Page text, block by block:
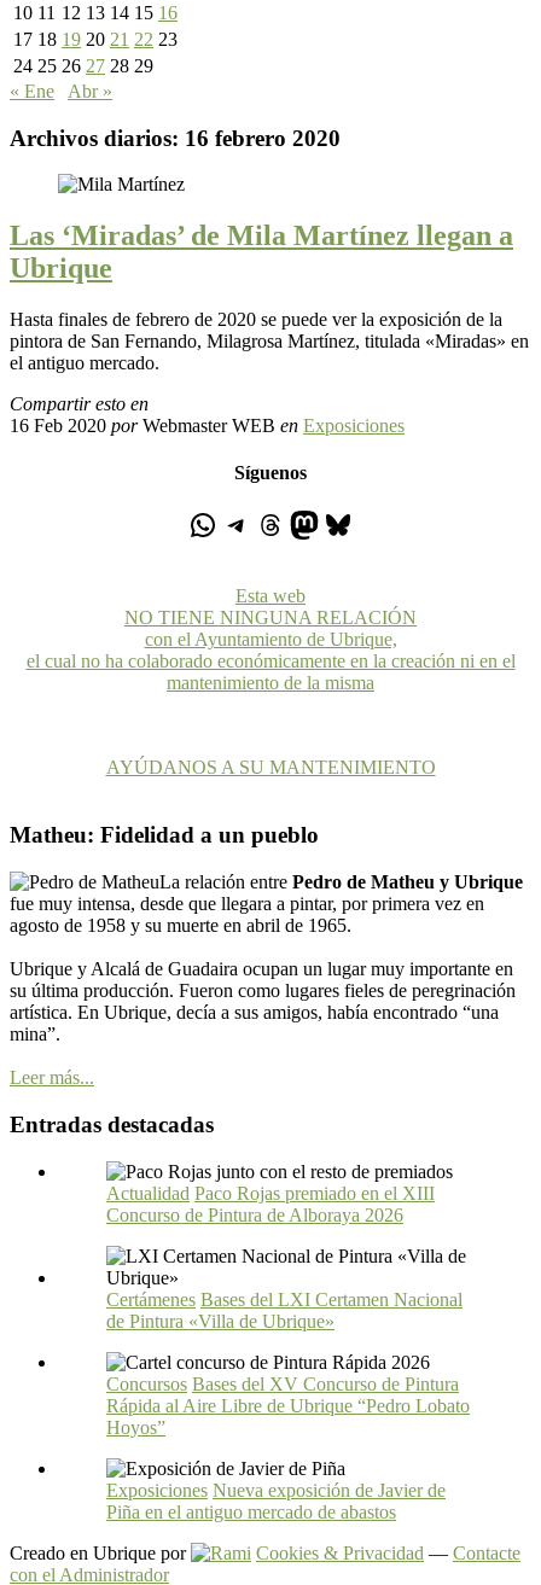
10 11 12 13 14 15 16
17 18 19 20 21 22 23
24 25 26 27 28 29
« Ene
Abr »
Archivos diarios: 16 febrero 2020
Las ‘Miradas’ de Mila Martínez llegan a
Ubrique
Hasta finales de febrero de 2020 se puede ver la exposición de la
pintora de San Fernando, Milagrosa Martínez, titulada «Miradas» en
el antiguo mercado.
Compartir esto en
16 Feb 2020 porWebmaster WEB en Exposiciones
Síguenos
Esta web
NO TIENE NINGUNA RELACIÓN
con el Ayuntamiento de Ubrique,
el cual no ha colaborado económicamente en la creación ni en el
mantenimiento de la misma
AYÚDANOS A SU MANTENIMIENTO
Matheu: Fidelidad a un pueblo
La relación entre Pedro de Matheu y Ubrique
fue muy intensa, desde que llegara a pintar, por primera vez en
agosto de 1958 y su muerte en abril de 1965.
Ubrique y Alcalá de Guadaira ocupan un lugar muy importante en
su última producción. Fueron como lugares fieles de peregrinación
artística. En Ubrique, decía a sus amigos, había encontrado “una
mina”.
Leer más...
Entradas destacadas
Actualidad Paco Rojas premiado en el XIII
Concurso de Pintura de Alboraya 2026
Certámenes Bases del LXI Certamen Nacional
de Pintura «Villa de Ubrique»
Concursos Bases del XV Concurso de Pintura
Rápida al Aire Libre de Ubrique “Pedro Lobato
Hoyos”
Exposiciones Nueva exposición de Javier de
Piña en el antiguo mercado de abastos
Creado en Ubrique por
Cookies & Privacidad — Contacte
con el Administrador